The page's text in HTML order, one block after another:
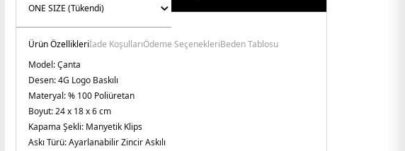
Ürün Özellikleriİade KoşullarıÖdeme SeçenekleriBeden Tablosu
Model:Çanta
Desen:4G Logo Baskılı
Materyal:% 100 Poliüretan
Boyut:24 x 18 x 6 cm
Kapama Şekli: Manyetik Klips
Askı Türü:Ayarlanabilir Zincir Askılı